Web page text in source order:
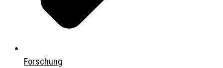
Forschung